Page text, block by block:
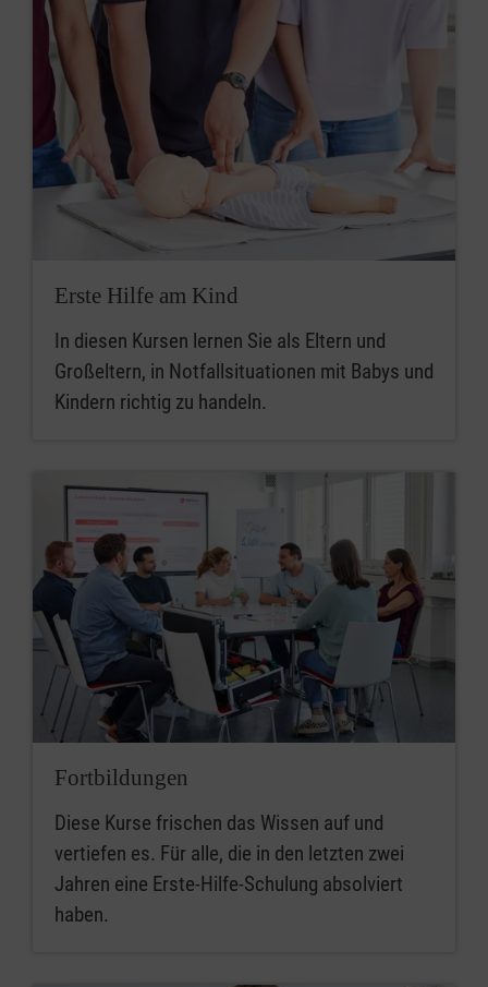
Erste Hilfe am Kind
In diesen Kursen lernen Sie als Eltern und
Großeltern, in Notfallsituationen mit Babys und
Kindern richtig zu handeln.
Fortbildungen
Diese Kurse frischen das Wissen auf und
vertiefen es. Für alle, die in den letzten zwei
Jahren eine Erste-Hilfe-Schulung absolviert
haben.